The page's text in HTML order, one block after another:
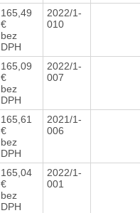
165,49
€
bez
DPH
2022/1-
010
165,09
€
bez
DPH
2022/1-
007
165,61
€
bez
DPH
2021/1-
006
165,04
€
bez
DPH
2022/1-
001